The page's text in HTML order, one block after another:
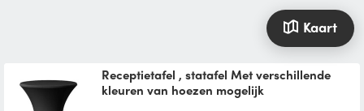
Kaart
Receptietafel , statafel Met verschillende
kleuren van hoezen mogelijk